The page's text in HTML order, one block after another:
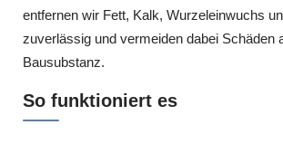
entfernen wir Fett, Kalk, Wurzeleinwuchs
zuverlässig und vermeiden dabei Schäden
Bausubstanz.
So funktioniert es